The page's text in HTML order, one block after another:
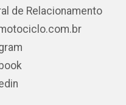
de Relacionamento